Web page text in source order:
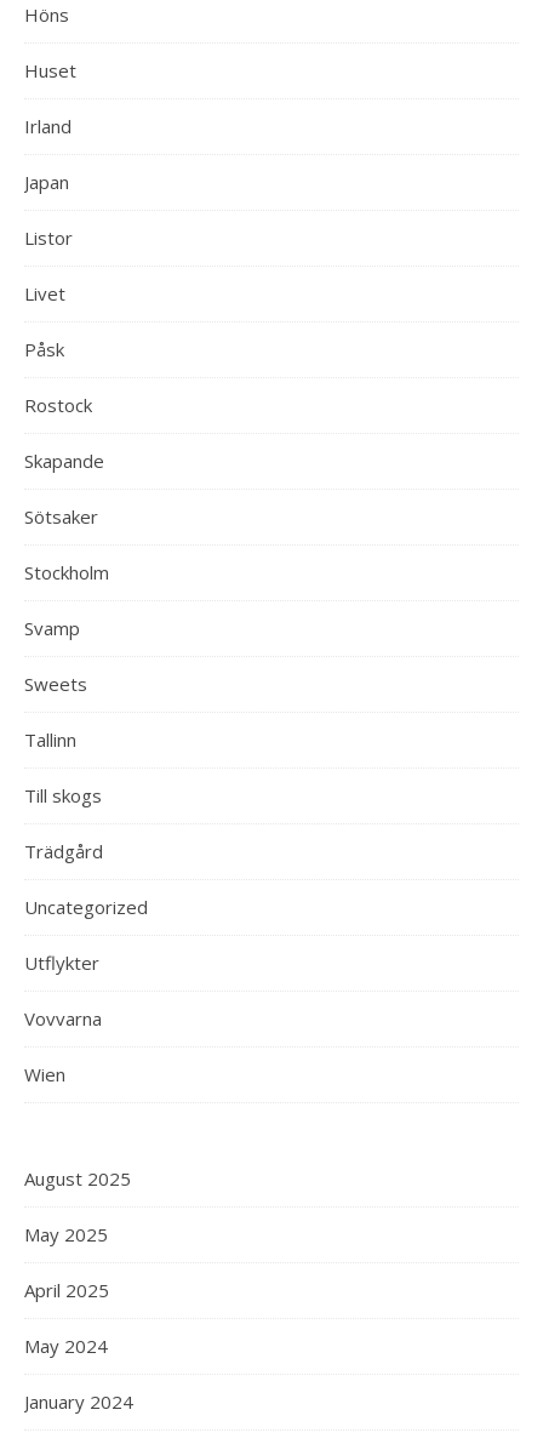
Höns
Huset
Irland
Japan
Listor
Livet
Påsk
Rostock
Skapande
Sötsaker
Stockholm
Svamp
Sweets
Tallinn
Till skogs
Trädgård
Uncategorized
Utflykter
Vovvarna
Wien
August 2025
May 2025
April 2025
May 2024
January 2024